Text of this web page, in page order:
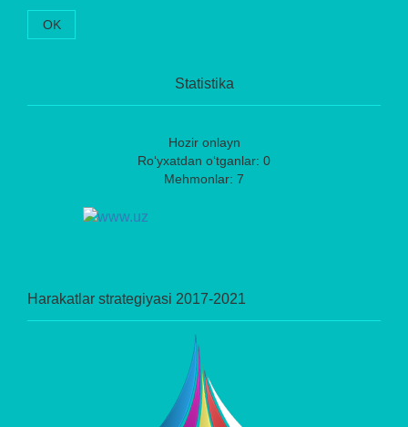
OK
Statistika
Hozir onlayn
Ro‘yxatdan o‘tganlar: 0
Mehmonlar: 7
Harakatlar strategiyasi 2017-2021